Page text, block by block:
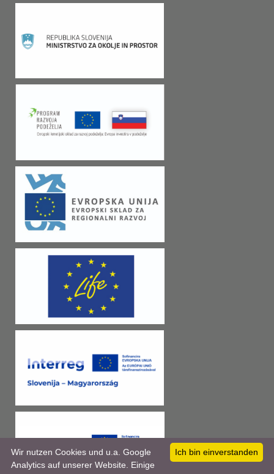
Ich bin einverstanden
Wir nutzen Cookies und u.a. Google
Analytics auf unserer Website. Einige